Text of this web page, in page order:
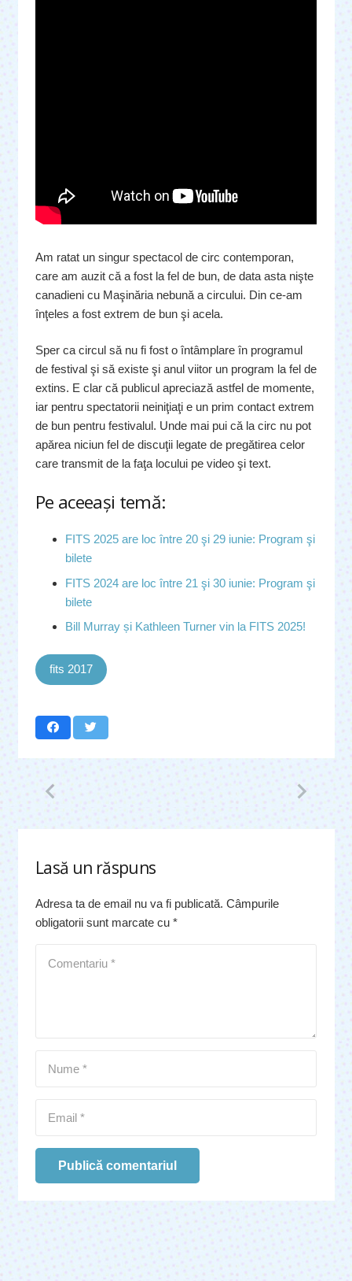
Am ratat un singur spectacol de circ contemporan,
care am auzit că a fost la fel de bun, de data asta nişte
canadieni cu Maşinăria nebună a circului. Din ce-am
înţeles a fost extrem de bun şi acela.
Sper ca circul să nu fi fost o întâmplare în programul
de festival şi să existe şi anul viitor un program la fel de
extins. E clar că publicul apreciază astfel de momente,
iar pentru spectatorii neiniţiaţi e un prim contact extrem
de bun pentru festivalul. Unde mai pui că la circ nu pot
apărea niciun fel de discuţii legate de pregătirea celor
care transmit de la faţa locului pe video şi text.
Pe aceeaşi temă:
FITS 2025 are loc între 20 şi 29 iunie: Program şi
bilete
FITS 2024 are loc între 21 şi 30 iunie: Program şi
bilete
Bill Murray și Kathleen Turner vin la FITS 2025!
fits 2017
Lasă un răspuns
Adresa ta de email nu va fi publicată. Câmpurile
obligatorii sunt marcate cu *
Publică comentariul